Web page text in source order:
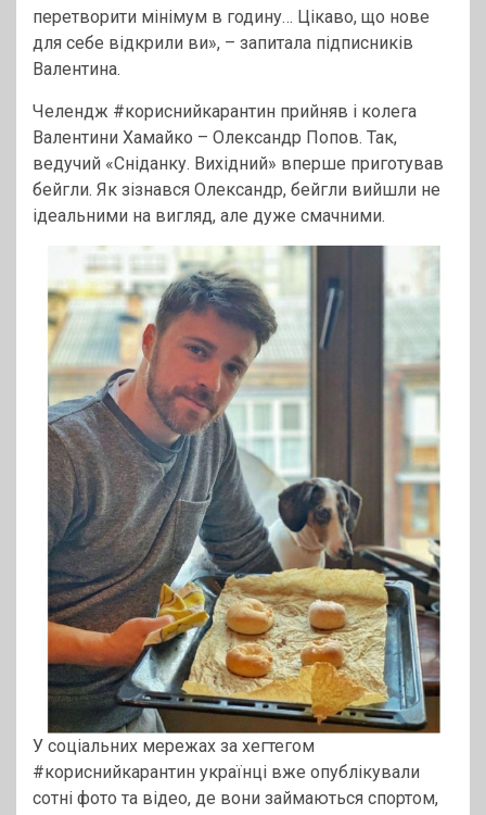
перетворити мінімум в годину… Цікаво, що нове
для себе відкрили ви», – запитала підписників
Валентина.
Челендж #кориснийкарантин прийняв і колега
Валентини Хамайко – Олександр Попов. Так,
ведучий «Сніданку. Вихідний» вперше приготував
бейгли. Як зізнався Олександр, бейгли вийшли не
ідеальними на вигляд, але дуже смачними.
У соціальних мережах за хегтегом
#кориснийкарантин українці вже опублікували
сотні фото та відео, де вони займаються спортом,